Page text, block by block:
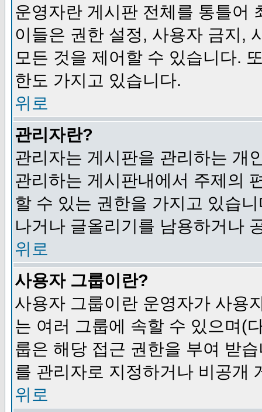
운영자란 게시판 전체를 통틀어
이들은 권한 설정, 사용자 금지,
모든 것을 제어할 수 있습니다.
한도 가지고 있습니다.
위로
관리자란?
관리자는 게시판을 관리하는 개
관리하는 게시판내에서 주제의
할 수 있는 권한을 가지고 있습
나거나 글올리기를 남용하거나
위로
사용자 그룹이란?
사용자 그룹이란 운영자가 사용
는 여러 그룹에 속할 수 있으며(
룹은 해당 접근 권한을 부여 받
를 관리자로 지정하거나 비공개
위로